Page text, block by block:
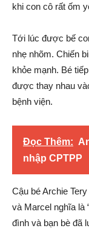
khi con cô rất ốm
Tới lúc được bế
nhẹ nhõm. Chiến
khỏe mạnh. Bé
được thay nhau
bệnh viện.
Đọc Thêm:
nhập CPTPP
Cậu bé Archie
và Marcel nghĩa là
đình và bạn bè đã